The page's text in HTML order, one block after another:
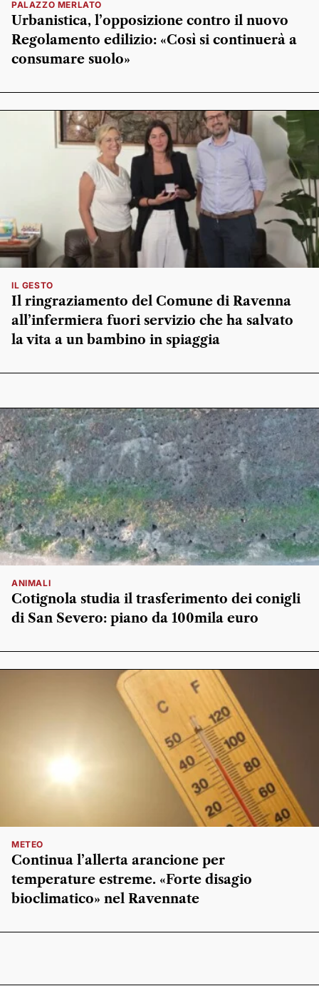
PALAZZO MERLATO
Urbanistica, l’opposizione contro il nuovo
Regolamento edilizio: «Così si continuerà a
consumare suolo»
IL GESTO
Il ringraziamento del Comune di Ravenna
all’infermiera fuori servizio che ha salvato
la vita a un bambino in spiaggia
ANIMALI
Cotignola studia il trasferimento dei conigli
di San Severo: piano da 100mila euro
METEO
Continua l’allerta arancione per
temperature estreme. «Forte disagio
bioclimatico» nel Ravennate